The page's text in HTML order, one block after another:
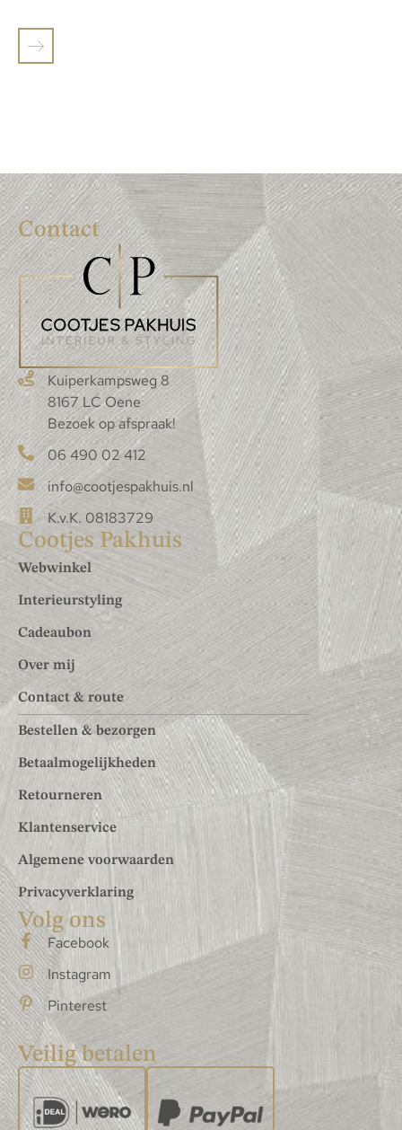
Contact
Kuiperkampsweg 8
8167 LC Oene
Bezoek op afspraak!
06 490 02 412
info@cootjespakhuis.nl
K.v.K. 08183729
Cootjes Pakhuis
Webwinkel
Interieurstyling
Cadeaubon
Over mij
Contact & route
Bestellen & bezorgen
Betaalmogelijkheden
Retourneren
Klantenservice
Algemene voorwaarden
Privacyverklaring
Volg ons
Facebook
Instagram
Pinterest
Veilig betalen